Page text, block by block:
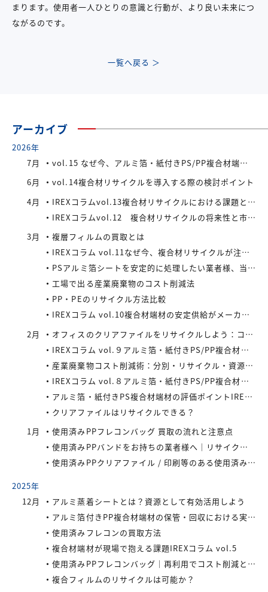
まります。使用者一人ひとりの意識と行動が、より良い未来につ
ながるのです。
一覧へ戻る ＞
アーカイブ
2026年
7月
vol.15 なぜ今、アルミ箔・紙付きPS/PP複合材端材が注目されているのか
6月
vol.14複合材リサイクルを導入する際の検討ポイント
4月
IREXコラムvol.13複合材リサイクルにおける課題と今後の展望
IREXコラムvol.12 複合材リサイクルの将来性と市場拡大の可能性
3月
複層フィルムの買取とは
IREXコラム vol.11なぜ今、複合材リサイクルが注目されているのか
PSアルミ箔シートを安定的に処理したい業者様、当社が買い取ります！
工場で出る産業廃棄物のコスト削減法
PP・PEのリサイクル方法比較
IREXコラム vol.10複合材端材の安定供給がメーカーにもたらすメリット
2月
オフィスのクリアファイルをリサイクルしよう：コストと環境負荷を同時に減らす方法
IREXコラム vol.９アルミ箔・紙付きPS/PP複合材端材の回収スキームと全国対応体制
産業廃棄物コスト削減術：分別・リサイクル・資源化の徹底活用
IREXコラム vol.８アルミ箔・紙付きPS/PP複合材端材をより高く評価するために現場でできること
アルミ箔・紙付きPS複合材端材の評価ポイントIREXコラム vol.7
クリアファイルはリサイクルできる？
1月
使用済みPPフレコンバッグ 買取の流れと注意点
使用済みPPバンドをお持ちの業者様へ｜リサイクル・買取対応中
使用済みPPクリアファイル / 印刷等のある使用済みPPクリアファイルの再資源化とリサイクル方法
2025年
12月
アルミ蒸着シートとは？資源として有効活用しよう
アルミ箔付きPP複合材端材の保管・回収における実務上のポイントIREXコラム vol.6
使用済みフレコンの買取方法
複合材端材が現場で抱える課題IREXコラム vol.5
使用済みPPフレコンバッグ｜再利用でコスト削減と環境負荷軽減を実現
複合フィルムのリサイクルは可能か？